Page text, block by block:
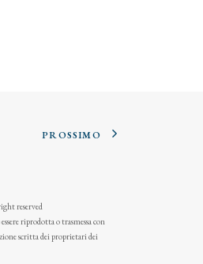
PROSSIMO
reserved
riprodotta o trasmessa con
scritta dei proprietari dei